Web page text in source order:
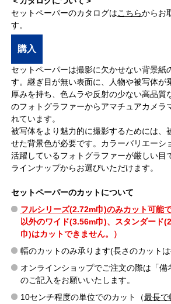
セットペーパーのカタログはこちらからお
す。
購入
セットペーパーは撮影に欠かせない背景紙
す。継ぎ目が無い表面に、人物や被写体が
厚みを持ち、色ムラや反射の少ない高品質
のフォトグラファーからアマチュアカメラ
れています。
被写体をより魅力的に撮影するためには、
せた背景色が必要です。カラーバリエーシ
活躍しているフォトグラファーが厳しい目
ラインナップからお選びいただけます。
セットペーパーのカットについて
フルシリーズ(2.72m巾)のみカット可能で
以外のワイド(3.56m巾)、スタンダード
巾)はカットできません。）
幅のカットのみ承ります(長さのカットは
オンラインショップでご注文の際は「備
のご記入をお願いいたします。
10センチ程度の単位でのカット（最長で